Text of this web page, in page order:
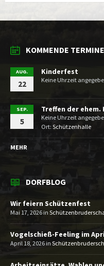
KOMMENDE TERMINE
AUG.
22
Kinderfest
Keine Uhrzeit
SEP.
5
Treffen der ehem.
Keine Uhrzeit
Ort: Schützenhalle
MEHR
DORFBLOG
Wir feiern Schützenfest
Mai 17, 2026 in
Vogelschieß-Feeling im
April 18, 2026in